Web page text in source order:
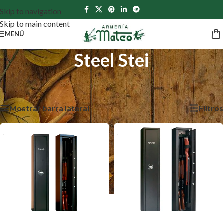
Skip to navigation
Skip to main content
MENÚ
Steel Stei
Inicio /Productos etiquetados “Steel Stei”
Mostrando los 5 resultados
Mostrar barra lateral
Filtros